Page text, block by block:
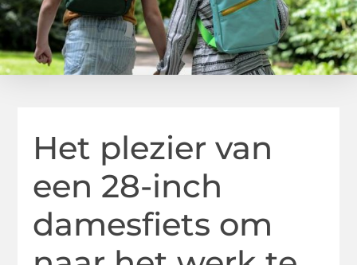
Het plezier van
een 28-inch
damesfiets om